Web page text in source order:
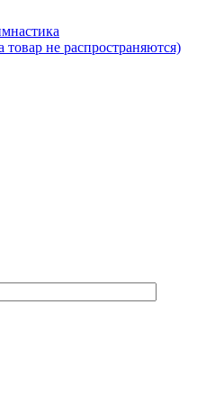
не распространяются)